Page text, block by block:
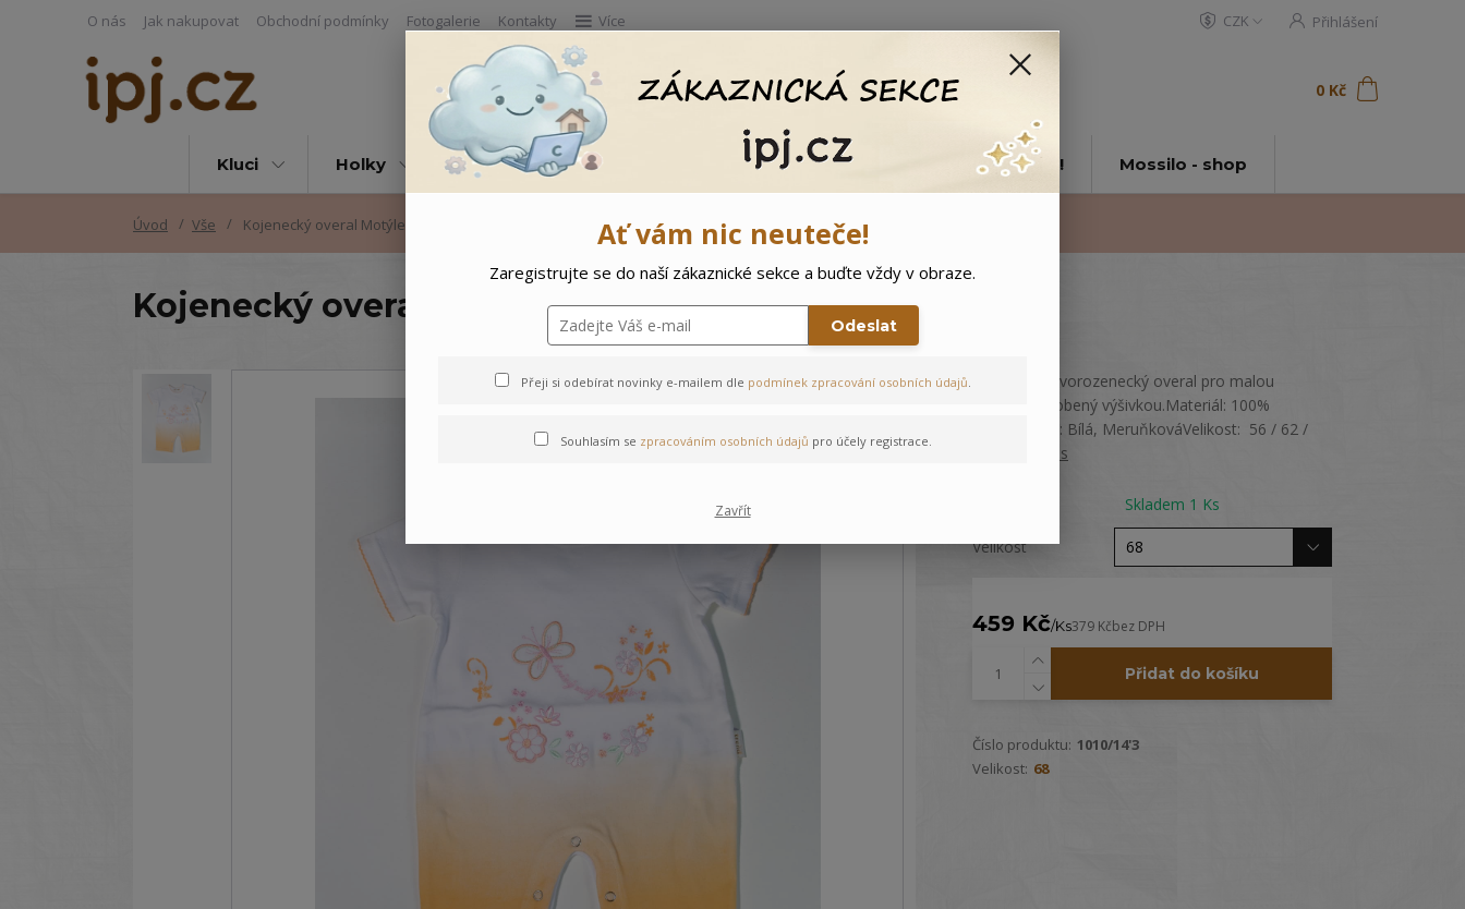
O nás Jak nakupovat Obchodní podmínky Fotogalerie Kontakty Více CZK Přihlášení
Hledat 0 Kč
Kluci Holky Vše Doprodej Ostatní 🌲 Vítejte ve světě Mossilo! Mossilo - shop
Úvod Vše Kojenecký overal Motýlek
Kojenecký overal Motýlek
Bavlněný novorozenecký overal pro malou
holčičku, zdobený výšivkou.Materiál: 100%
bavlnaBarva: Bílá, MeruňkováVelikost: 56 / 62 /
celý popis
Skladem 1 Ks
Velikost
459 Kč/Ks379 Kčbez DPH
Přidat do košíku
Číslo produktu: 1010/14'3
Velikost: 68
Ať vám nic neuteče!
Zaregistrujte se do naší zákaznické sekce a buďte vždy v obraze.
Odeslat
Přeji si odebírat novinky e-mailem dle podmínek zpracování osobních údajů.
Souhlasím se zpracováním osobních údajů pro účely registrace.
Zavřít